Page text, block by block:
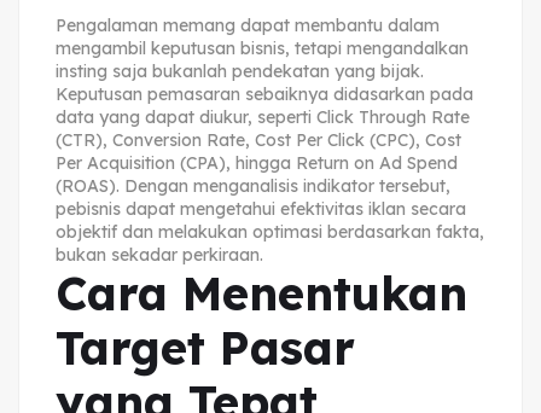
Pengalaman memang dapat membantu dalam
mengambil keputusan bisnis, tetapi mengandalkan
insting saja bukanlah pendekatan yang bijak.
Keputusan pemasaran sebaiknya didasarkan pada
data yang dapat diukur, seperti Click Through Rate
(CTR), Conversion Rate, Cost Per Click (CPC), Cost
Per Acquisition (CPA), hingga Return on Ad Spend
(ROAS). Dengan menganalisis indikator tersebut,
pebisnis dapat mengetahui efektivitas iklan secara
objektif dan melakukan optimasi berdasarkan fakta,
bukan sekadar perkiraan.
Cara Menentukan
Target Pasar